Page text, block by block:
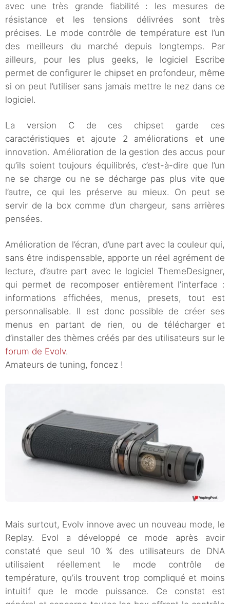
avec une très grande fiabilité : les mesures de
résistance et les tensions délivrées sont très
précises. Le mode contrôle de température est l’un
des meilleurs du marché depuis longtemps. Par
ailleurs, pour les plus geeks, le logiciel Escribe
permet de configurer le chipset en profondeur, même
si on peut l’utiliser sans jamais mettre le nez dans ce
logiciel.
La version C de ces chipset garde ces
caractéristiques et ajoute 2 améliorations et une
innovation. Amélioration de la gestion des accus pour
qu’ils soient toujours équilibrés, c’est-à-dire que l’un
ne se charge ou ne se décharge pas plus vite que
l’autre, ce qui les préserve au mieux. On peut se
servir de la box comme d’un chargeur, sans arrières
pensées.
Amélioration de l’écran, d’une part avec la couleur qui,
sans être indispensable, apporte un réel agrément de
lecture, d’autre part avec le logiciel ThemeDesigner,
qui permet de recomposer entièrement l’interface :
informations affichées, menus, presets, tout est
personnalisable. Il est donc possible de créer ses
menus en partant de rien, ou de télécharger et
d’installer des thèmes créés par des utilisateurs sur le
forum de Evolv.
Amateurs de tuning, foncez !
Mais surtout, Evolv innove avec un nouveau mode, le
Replay. Evol a développé ce mode après avoir
constaté que seul 10 % des utilisateurs de DNA
utilisaient réellement le mode contrôle de
température, qu’ils trouvent trop compliqué et moins
intuitif que le mode puissance. Ce constat est